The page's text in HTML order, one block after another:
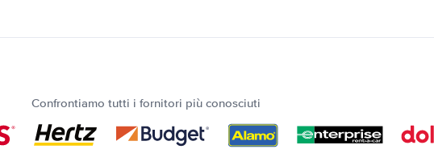
Confrontiamo tutti i fornitori più conosciuti